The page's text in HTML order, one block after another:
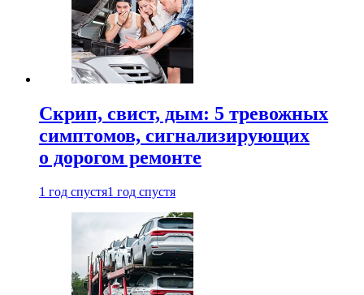
Скрип, свист, дым: 5 тревожных
симптомов, сигнализирующих
о дорогом ремонте
1 год спустя1 год спустя